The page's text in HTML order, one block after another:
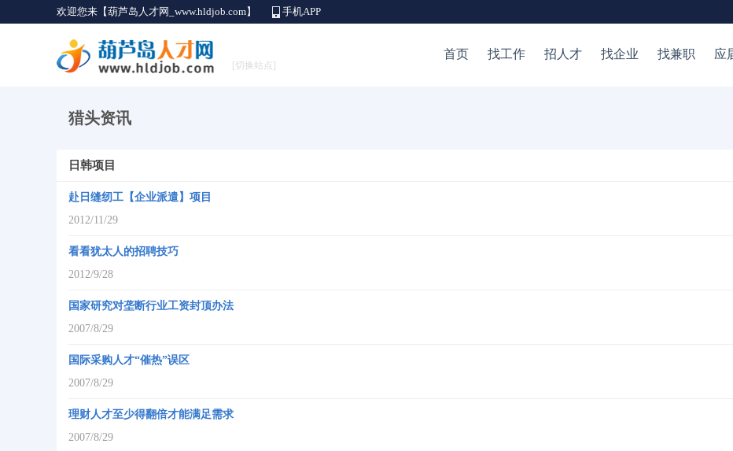
欢迎您来【葫芦岛人才网_www.hldjob.com】 手机APP
[切换站点]
首页 找工作 招人才 找企业 找兼职 应
猎头资讯
日韩项目
赴日缝纫工【企业派遣】项目
2012/11/29
看看犹太人的招聘技巧
2012/9/28
国家研究对垄断行业工资封顶办法
2007/8/29
国际采购人才“催热”误区
2007/8/29
理财人才至少得翻倍才能满足需求
2007/8/29